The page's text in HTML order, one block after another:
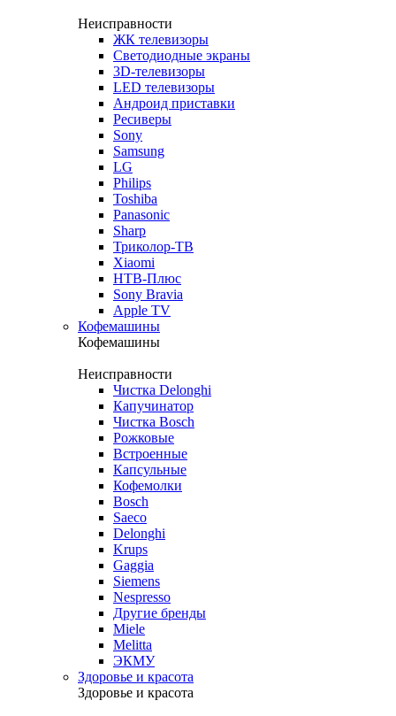
Неисправности
ЖК телевизоры
Светодиодные экраны
3D-телевизоры
LED телевизоры
Андроид приставки
Ресиверы
Sony
Samsung
LG
Philips
Toshiba
Panasonic
Sharp
Триколор-ТВ
Xiaomi
НТВ-Плюс
Sony Bravia
Apple TV
Кофемашины
Кофемашины
Неисправности
Чистка Delonghi
Капучинатор
Чистка Bosch
Рожковые
Встроенные
Капсульные
Кофемолки
Bosch
Saeco
Delonghi
Krups
Gaggia
Siemens
Nespresso
Другие бренды
Miele
Melitta
ЭКМУ
Здоровье и красота
Здоровье и красота